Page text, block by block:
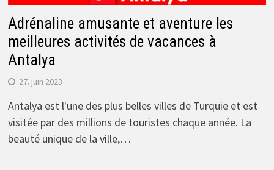
Adrénaline amusante et aventure les
meilleures activités de vacances à
Antalya
27. juin 2023
Antalya est l'une des plus belles villes de Turquie et est
visitée par des millions de touristes chaque année. La
beauté unique de la ville,…